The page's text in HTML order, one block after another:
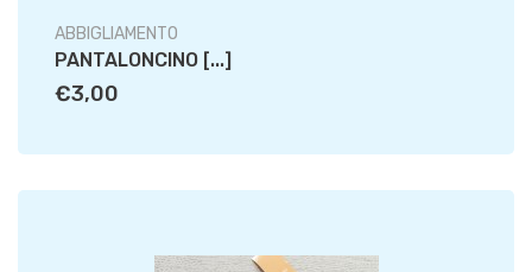
ABBIGLIAMENTO
PANTALONCINO [...]
€3,00